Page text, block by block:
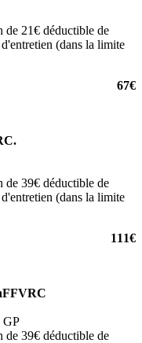
de 21€ déductible de
(dans la limite
67€
de 39€ déductible de
(dans la limite
111€
GP
de 39€ déductible de